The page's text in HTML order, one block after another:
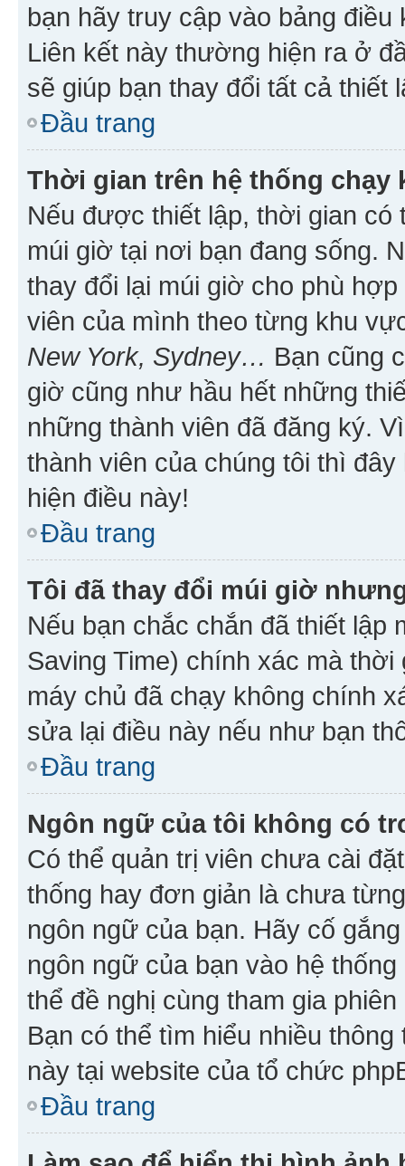
bạn hãy truy cập vào bảng
Liên kết này thường hiện ra ở
sẽ giúp bạn thay đổi tất cả thiết
Đầu trang
Thời gian trên hệ thống chạy
Nếu được thiết lập, thời gian
múi giờ tại nơi bạn đang sống.
thay đổi lại múi giờ cho phù
viên của mình theo từng khu
New York, Sydney… Bạn cũng
giờ cũng như hầu hết những
những thành viên đã đăng ký.
thành viên của chúng tôi thì
hiện điều này!
Đầu trang
Tôi đã thay đổi múi giờ
Nếu bạn chắc chắn đã thiết lập
Saving Time) chính xác mà
máy chủ đã chạy không chính
sửa lại điều này nếu như bạn
Đầu trang
Ngôn ngữ của tôi không có
Có thể quản trị viên chưa cài
thống hay đơn giản là chưa
ngôn ngữ của bạn. Hãy cố
ngôn ngữ của bạn vào hệ
thể đề nghị cùng tham gia
Bạn có thể tìm hiểu nhiều
này tại website của tổ chức
Đầu trang